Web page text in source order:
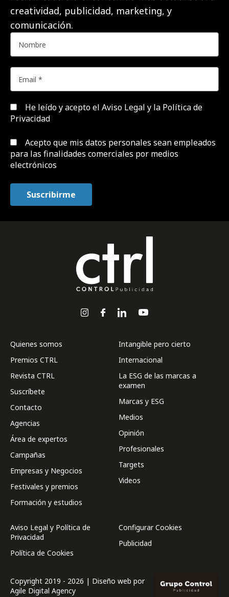
creatividad, publicidad, marketing, y
comunicación.
He leído y acepto el Aviso Legal y la Política de
Privacidad
Acepto que mis datos personales sean empleados
para las finalidades comerciales por medios
electrónicos
Quienes somos
Premios CTRL
Revista CTRL
Suscríbete
Contacto
Agencias
Área de expertos
Campañas
Empresas y Negocios
Festivales y premios
Formación y estudios
Intangible pero cierto
Internacional
La ESG de las marcas a
examen
Marcas y ESG
Medios
Opinión
Profesionales
Targets
Videos
Aviso Legal y Política de
Privacidad
Política de Cookies
Configurar Cookies
Publicidad
Copyright 2019 - 2026 | Diseño web por
Agile Digital Agency